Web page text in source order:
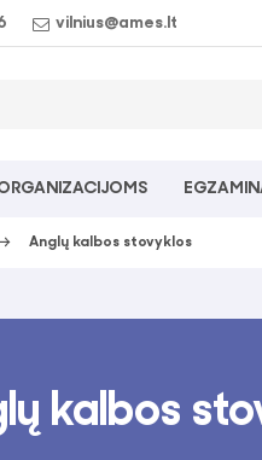
vilnius@ames.lt
Anglų kalbos stovyklos
kalbos